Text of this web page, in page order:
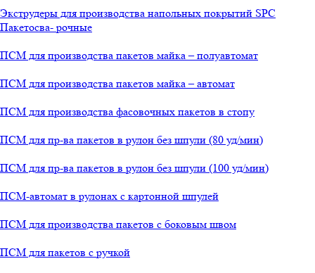
Экструдеры для производства напольных покрытий SPC
Пакетосва- рочные
ПСМ для производства пакетов майка – полуавтомат
ПСМ для производства пакетов майка – автомат
ПСМ для производства фасовочных пакетов в стопу
ПСМ для пр-ва пакетов в рулон без шпули (80 уд/мин)
ПСМ для пр-ва пакетов в рулон без шпули (100 уд/мин)
ПСМ-автомат в рулонах с картонной шпулей
ПСМ для производства пакетов с боковым швом
ПСМ для пакетов с ручкой